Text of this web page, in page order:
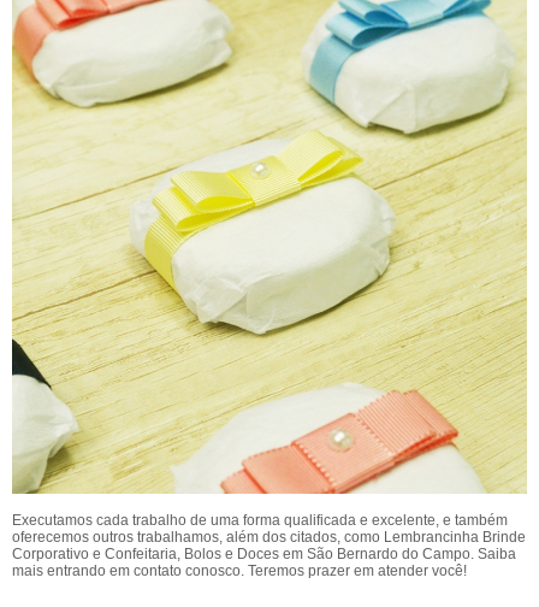
Executamos cada trabalho de uma forma qualificada e excelente, e também
oferecemos outros trabalhamos, além dos citados, como Lembrancinha Brinde
Corporativo e Confeitaria, Bolos e Doces em São Bernardo do Campo. Saiba
mais entrando em contato conosco. Teremos prazer em atender você!